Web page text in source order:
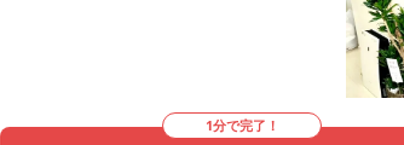
1分で完了！